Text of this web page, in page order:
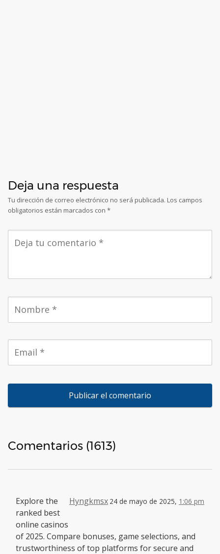
Deja una respuesta
Tu dirección de correo electrónico no será publicada. Los campos
obligatorios están marcados con *
Comentarios (1613)
Hyngkmsx 24 de mayo de 2025, 1:06 pm
Explore the
ranked best
online casinos
of 2025. Compare bonuses, game selections, and
trustworthiness of top platforms for secure and